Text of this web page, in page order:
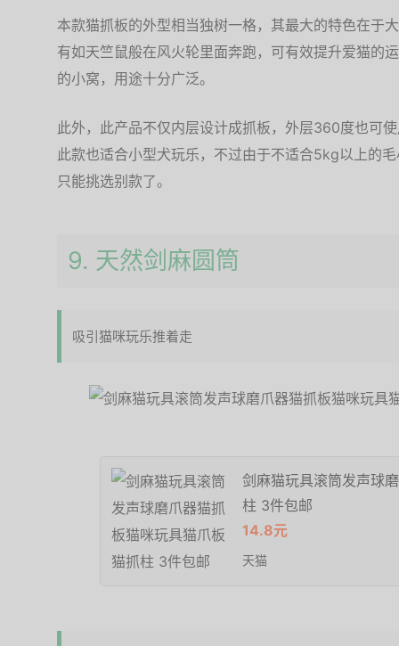
本款猫抓板的外型相当独树一格，其最大的特色在于
有如天竺鼠般在风火轮里面奔跑，可有效提升爱猫的
的小窝，用途十分广泛。
此外，此产品不仅内层设计成抓板，外层360度也可
此款也适合小型犬玩乐，不过由于不适合5kg以上的
只能挑选别款了。
9. 天然剑麻圆筒
吸引猫咪玩乐推着走
剑麻猫玩具滚筒发声球
柱 3件包邮
14.8元
天猫